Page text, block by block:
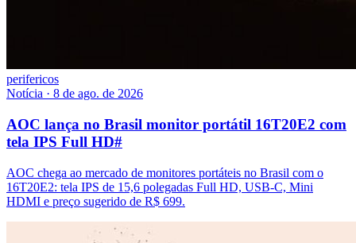
perifericos
Notícia · 8 de ago. de 2026
AOC lança no Brasil monitor portátil 16T20E2 com
tela IPS Full HD#
AOC chega ao mercado de monitores portáteis no Brasil com o
16T20E2: tela IPS de 15,6 polegadas Full HD, USB-C, Mini
HDMI e preço sugerido de R$ 699.